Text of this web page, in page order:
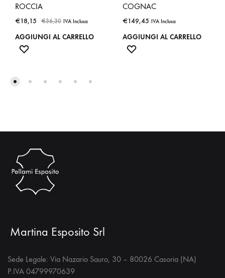
ROCCIA
€18,15 €36,30 IVA Inclusa
AGGIUNGI AL CARRELLO
COGNAC
€149,45 IVA Inclusa
AGGIUNGI AL CARRELLO
Martina Esposito Srl
Sede Legale: Via Nazario Sauro, 30 – 80026 Casoria (NA)
P.IVA 04799970639